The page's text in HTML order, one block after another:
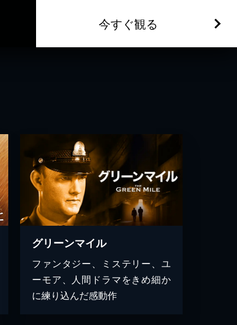
今すぐ観る
グリーンマイル
ファンタジー、ミステリー、ユ
ーモア、人間ドラマをきめ細か
に練り込んだ感動作